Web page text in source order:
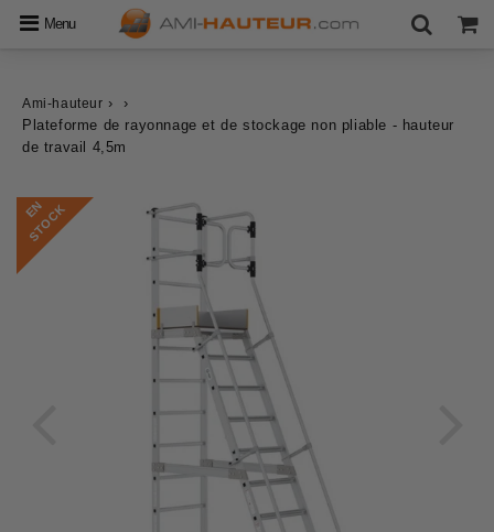
Menu
Ami-hauteur ›
›
Plateforme de rayonnage et de stockage non pliable - hauteur
de travail 4,5m
E
N
S
T
O
C
K